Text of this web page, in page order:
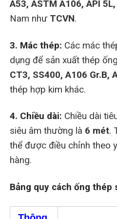
A53, ASTM A106, API 5L,
Nam như TCVN.
3. Mác thép: Các mác
dụng để sản xuất thép
CT3, SS400, A106 Gr.B,
thép hợp kim khác.
4. Chiều dài: Chiều dài
siêu âm thường là 6 mét.
thể được điều chỉnh theo
hàng.
Bảng quy cách ống thép